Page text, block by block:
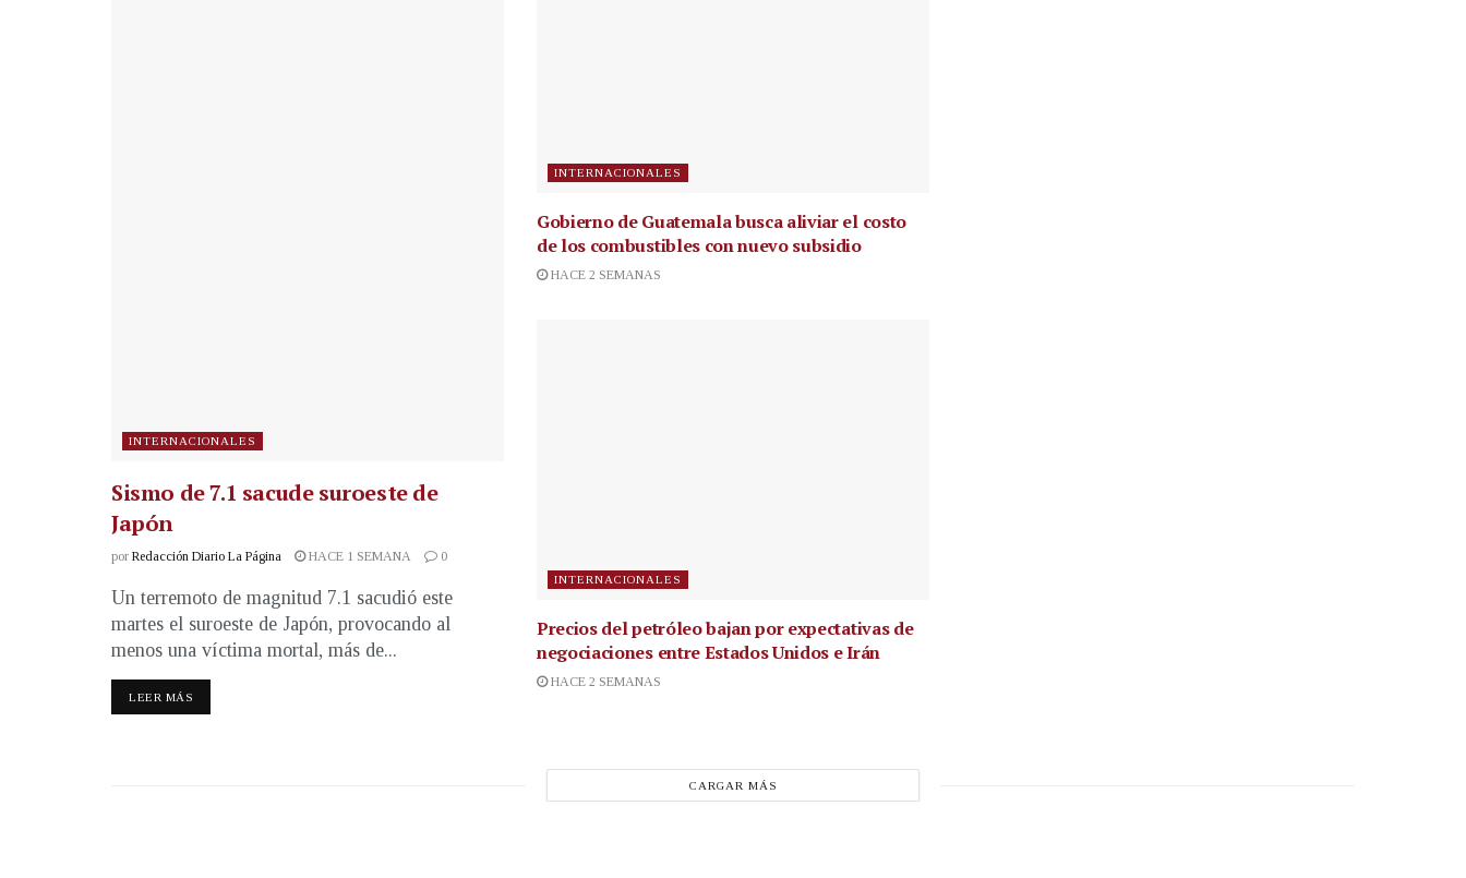
INTERNACIONALES
Sismo de 7.1 sacude suroeste de
Japón
por Redacción Diario La Página HACE 1 SEMANA 0
Un terremoto de magnitud 7.1 sacudió este
martes el suroeste de Japón, provocando al
menos una víctima mortal, más de...
LEER MÁS
INTERNACIONALES
Gobierno de Guatemala busca aliviar el costo
de los combustibles con nuevo subsidio
HACE 2 SEMANAS
INTERNACIONALES
Precios del petróleo bajan por expectativas de
negociaciones entre Estados Unidos e Irán
HACE 2 SEMANAS
CARGAR MÁS